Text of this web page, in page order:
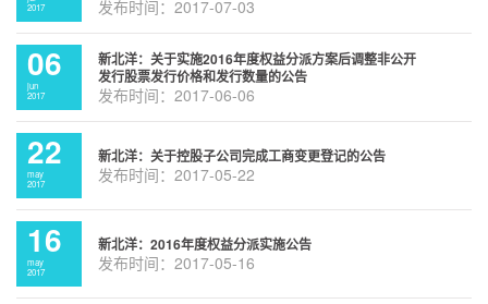
2017
发布时间：2017-07-03
06
jun
2017
新北洋：关于实施2016年度权益分派方案后调整非公开
发行股票发行价格和发行数量的公告
发布时间：2017-06-06
22
may
2017
新北洋：关于控股子公司完成工商变更登记的公告
发布时间：2017-05-22
16
may
2017
新北洋：2016年度权益分派实施公告
发布时间：2017-05-16